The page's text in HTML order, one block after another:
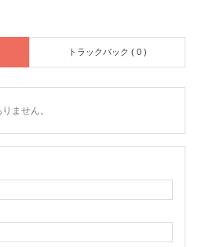
トラックバック ( 0 )
ません。